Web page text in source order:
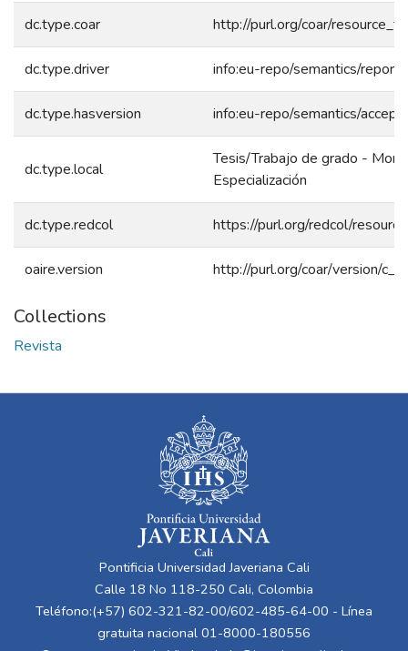
dc.type.coar http://purl.org/coar/
dc.type.driver info:eu-repo/semantics/report
dc.type.hasversion info:eu-repo/semantics/
dc.type.local
Tesis/Trabajo de grado -
Especialización
dc.type.redcol https://purl.org/redcol/
oaire.version http://purl.org/coar/version/
Collections
Revista
Pontificia Universidad Javeriana Cali
Calle 18 No 118-250 Cali, Colombia
Teléfono:(+57) 602-321-82-00/602-485-64-00 - Línea
gratuita nacional 01-8000-180556